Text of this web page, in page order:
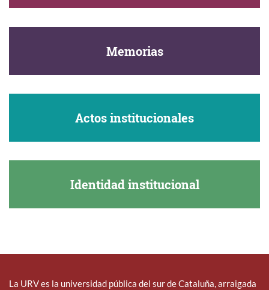
Memorias
Actos institucionales
Identidad institucional
La URV es la universidad pública del sur de Cataluña, arraigada